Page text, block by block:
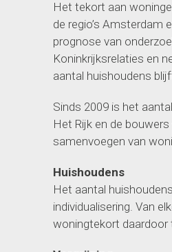
Het tekort aan
de regio’s Amsterdam
prognose van
Koninkrijksrelaties en
aantal huishoudens
Sinds 2009 is het
Het Rijk en de
samenvoegen van
Huishoudens
Het aantal
individualisering. Van
woningtekort daardoor